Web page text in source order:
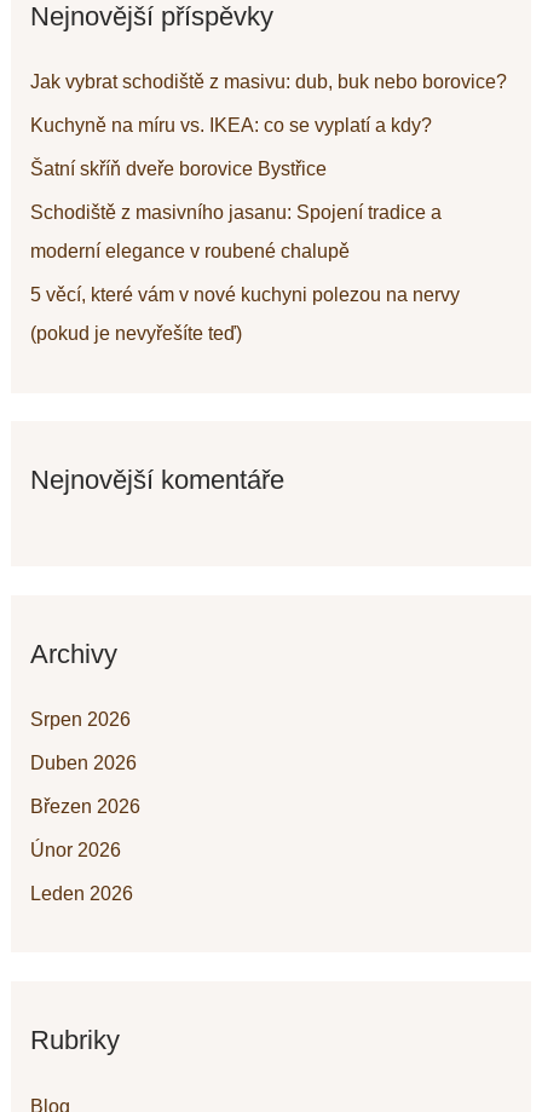
e
p
r
o
:
Nejnovější příspěvky
Jak vybrat schodiště z masivu: dub, buk nebo borovice?
Kuchyně na míru vs. IKEA: co se vyplatí a kdy?
Šatní skříň dveře borovice Bystřice
Schodiště z masivního jasanu: Spojení tradice a
moderní elegance v roubené chalupě
5 věcí, které vám v nové kuchyni polezou na nervy
(pokud je nevyřešíte teď)
Nejnovější komentáře
Archivy
Srpen 2026
Duben 2026
Březen 2026
Únor 2026
Leden 2026
Rubriky
Blog